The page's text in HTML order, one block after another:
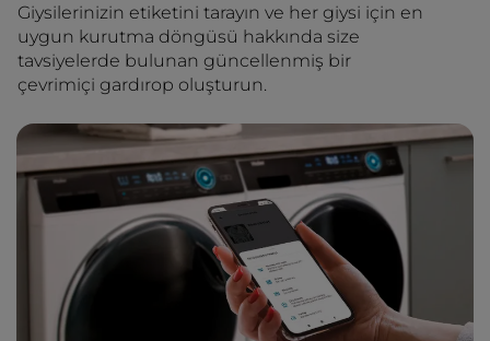
Giysilerinizin etiketini tarayın ve her giysi için en
uygun kurutma döngüsü hakkında size
tavsiyelerde bulunan güncellenmiş bir
çevrimiçi gardırop oluşturun.